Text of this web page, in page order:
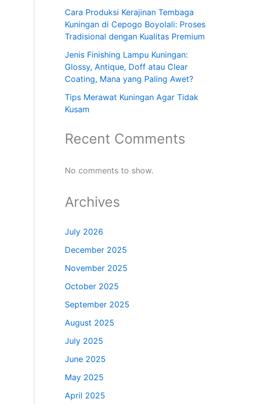
Cara Produksi Kerajinan Tembaga
Kuningan di Cepogo Boyolali: Proses
Tradisional dengan Kualitas Premium
Jenis Finishing Lampu Kuningan:
Glossy, Antique, Doff atau Clear
Coating, Mana yang Paling Awet?
Tips Merawat Kuningan Agar Tidak
Kusam
Recent Comments
No comments to show.
Archives
July 2026
December 2025
November 2025
October 2025
September 2025
August 2025
July 2025
June 2025
May 2025
April 2025